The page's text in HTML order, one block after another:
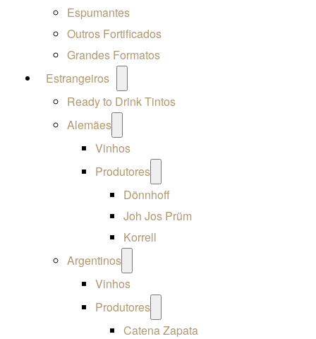
Espumantes
Outros Fortificados
Grandes Formatos
Estrangeiros
menu
Ready to Drink Tintos
Alemães
menu
Vinhos
Produtores
menu
Dönnhoff
Joh Jos Prüm
Korrell
Argentinos
menu
Vinhos
Produtores
menu
Catena Zapata